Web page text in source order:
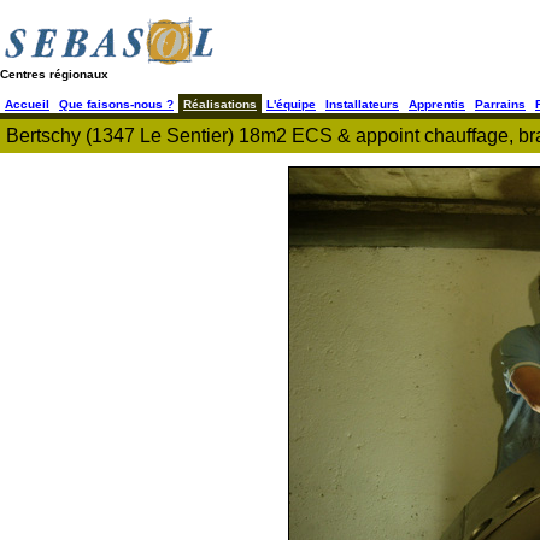
Centres régionaux
Accueil Que faisons-nous ? Réalisations L'équipe Installateurs Apprentis Parrains
Bertschy (1347 Le Sentier) 18m2 ECS & appoint chauffage,